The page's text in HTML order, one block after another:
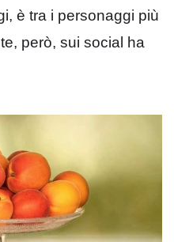
è tra i personaggi più
però, sui social ha